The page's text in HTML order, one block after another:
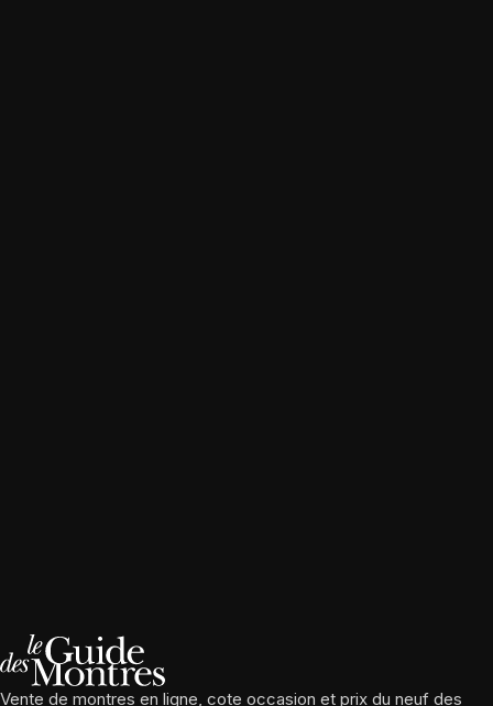
Vente de montres en ligne, cote occasion et prix du neuf des